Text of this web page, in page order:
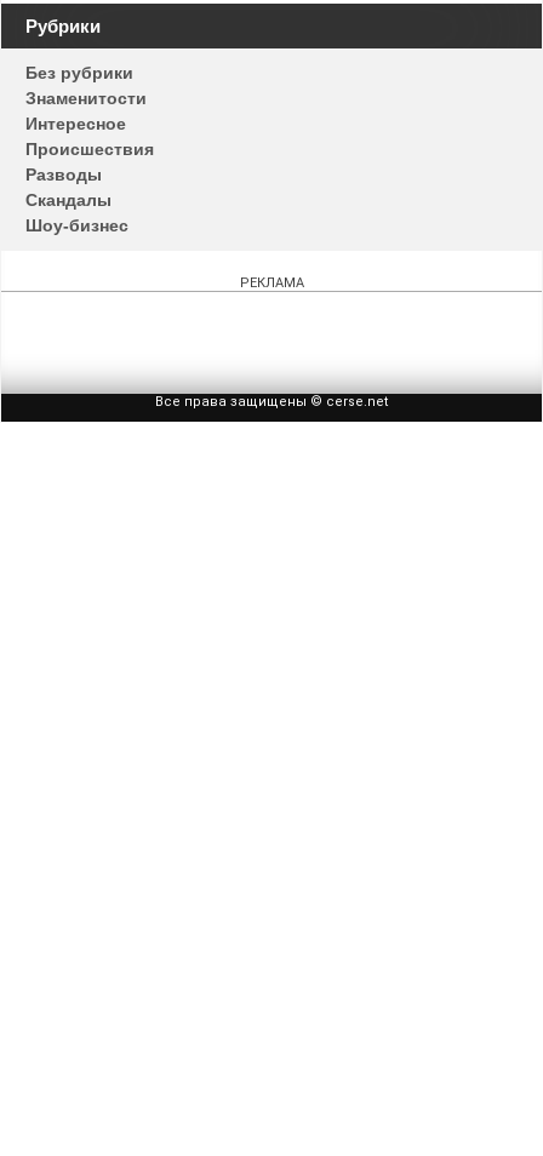
Навигация
по
записям
Рубрики
Без рубрики
Знаменитости
Интересное
Происшествия
Разводы
Скандалы
Шоу-бизнес
РЕКЛАМА
Все права защищены © cerse.net